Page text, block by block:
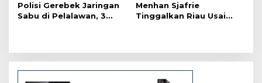
s
Polisi Gerebek Jaringan
Sabu di Pelalawan, 3
Menhan Sjafrie
Tinggalkan Riau Usai